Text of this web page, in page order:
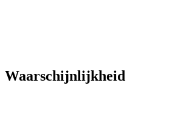
Waarschijnlijkheid